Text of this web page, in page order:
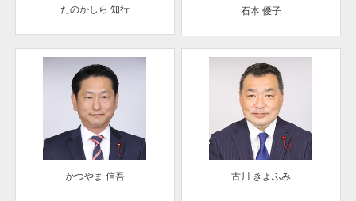
たのかしら 知行 石本 優子
かつやま 信吾 古川 きよふみ